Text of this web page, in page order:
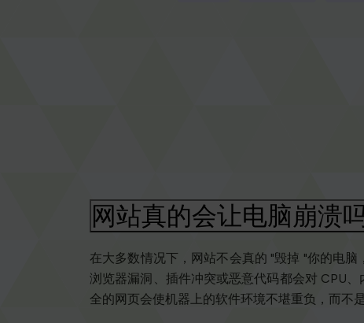
网站真的会让电脑崩溃
在大多数情况下，网站不会真的 "毁掉 "你的电
浏览器漏洞、插件冲突或恶意代码都会对 CPU
全的网页会使机器上的软件环境不堪重负，而不